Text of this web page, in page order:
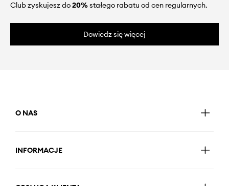
Club zyskujesz do20%stałego rabatu od cen regularnych.
Dowiedz się więcej
O NAS
INFORMACJE